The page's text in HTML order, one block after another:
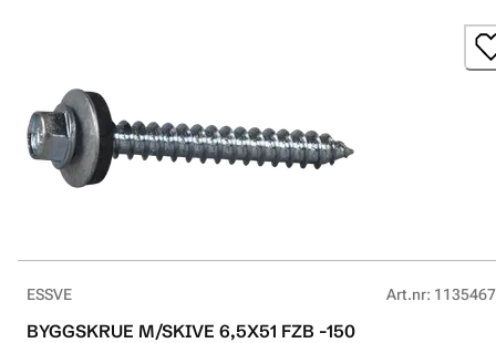
ESSVE Art.nr:
BYGGSKRUE M/SKIVE 6,5X51 FZB -150